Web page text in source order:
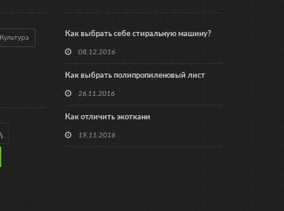
Культура Как выбрать себе стиральную машину?
08.12.2016
Как выбрать полипропиленовый лист
26.11.2016
Как отличить экоткани
19.11.2016